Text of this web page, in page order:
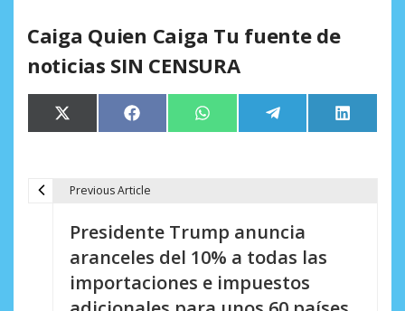
Caiga Quien Caiga Tu fuente de
noticias SIN CENSURA
Compartir
en
X
(Twitter)
Compartir
en
Facebook Compartir
en
WhatsApp Compartir
en
Telegram
en
LinkedIn
Previous Article
Presidente Trump anuncia
aranceles del 10% a todas las
importaciones e impuestos